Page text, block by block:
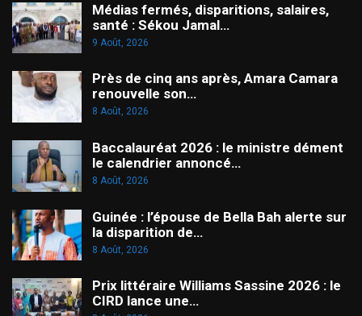
Médias fermés, disparitions, salaires,
santé : Sékou Jamal…
9 Août, 2026
Près de cinq ans après, Amara Camara
renouvelle son…
8 Août, 2026
Baccalauréat 2026 : le ministre dément
le calendrier annoncé…
8 Août, 2026
Guinée : l’épouse de Bella Bah alerte sur
la disparition de…
8 Août, 2026
Prix littéraire Williams Sassine 2026 : le
CIRD lance une…